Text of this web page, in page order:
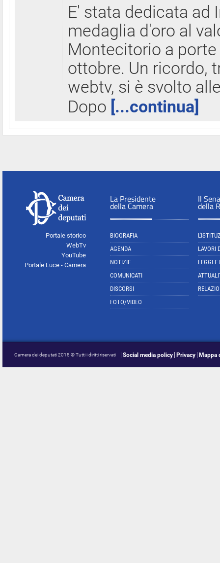
E' stata dedicata ad
medaglia d'oro al
Montecitorio a
ottobre. Un ricordo,
webtv, si è svolto
Dopo [...continua]
Portale storico
WebTv
YouTube
Portale Luce - Camera
La Presidente
della Camera
BIOGRAFIA
AGENDA
NOTIZIE
COMUNICATI
DISCORSI
FOTO/VIDEO
Il
della
LAVORI
LEGGI E
Camera dei deputati 2015 © Tutti i diritti riservati Social media policy Privacy Mappa